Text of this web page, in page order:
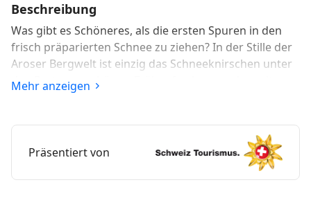
Beschreibung
Was gibt es Schöneres, als die ersten Spuren in den
frisch präparierten Schnee zu ziehen? In der Stille der
Aroser Bergwelt ist einzig das Schneeknirschen unter
den Brettern zu hören. Frühaufsteher werden mit
unberührten Pisten in der Morgendämmerung
Bevor die Sonne aufgeht und während die meisten
Gäste noch in den warmen Hotelbetten liegen, zieht es
die Frühaufsteher in Arosa schon auf die Piste. Die
Mehr anzeigen
Präsentiert von